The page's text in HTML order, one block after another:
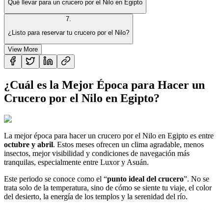
Qué llevar para un crucero por el Nilo en Egipto
7
¿Listo para reservar tu crucero por el Nilo?
View More
¿Cuál es la Mejor Época para Hacer un
Crucero por el Nilo en Egipto?
La mejor época para hacer un crucero por el Nilo en Egipto es entre
octubre y abril. Estos meses ofrecen un clima agradable, menos
insectos, mejor visibilidad y condiciones de navegación más
tranquilas, especialmente entre Luxor y Asuán.
Este periodo se conoce como el “punto ideal del crucero”. No se
trata solo de la temperatura, sino de cómo se siente tu viaje, el color
del desierto, la energía de los templos y la serenidad del río.